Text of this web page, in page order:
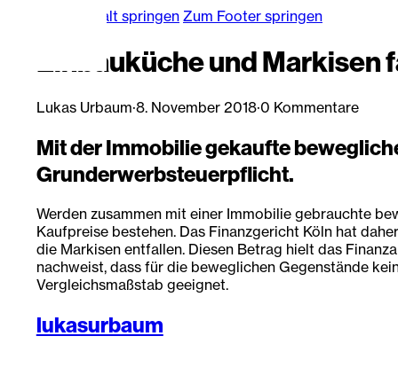
Zum Hauptinhalt springen Zum Footer springen
Einbauküche und
Lukas Urbaum·8. November 2018·0 Kommentare
Mit der Immobilie gekaufte
Grunderwerbsteuerpflicht.
Werden zusammen mit einer Immobilie gebrauchte
Kaufpreise bestehen. Das Finanzgericht Köln hat
die Markisen entfallen. Diesen Betrag hielt das
nachweist, dass für die beweglichen Gegenstände
Vergleichsmaßstab geeignet.
lukasurbaum